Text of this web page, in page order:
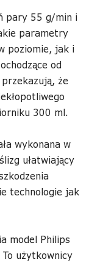
pary 55 g/min i
parametry
poziomie, jak i
od
że
300 ml.
wykonana w
ułatwiający
technologie jak
model Philips
użytkownicy